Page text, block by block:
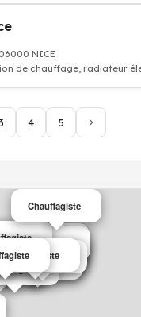
NICE
de chauffage, radiateur
4 5
Chauffagiste
Chauffagiste
Chauffagiste
Chauffagiste
Chauffagiste
Chauffagiste
Chauffagiste
Chauffagiste
Chauffagiste
Chauffagiste